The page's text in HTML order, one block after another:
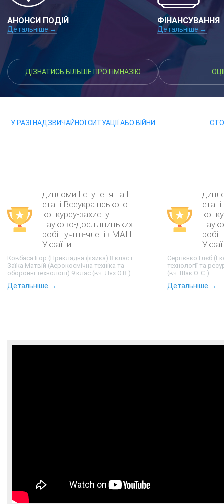
АНОНСИ ПОДІЙ
Детальніше →
ФІНАНСУВАННЯ
Детальніше →
ДІЗНАТИСЬ БІЛЬШЕ ПРО ГІМНАЗІЮ
У РАЗІ НАДЗВИЧАЙНОЇ СИТУАЦІЇ АБО ВІЙНИ
дипломи І ступеня на ІІ
етапі Всеукраїнського
конкурсу-захисту
науково-дослідницьких
робіт учнів-членів МАН
України
Ковбаса Ігор (Прикладна фізика) 8 клас і
Заїка Матвій (Аерокосмічна техніка та
оборонні технології) 9 клас (вч. Лях О.В.)
Детальніше →
Сергієнко Глєб
технології та
(вч. Шак О. Є.)
Детальніше →